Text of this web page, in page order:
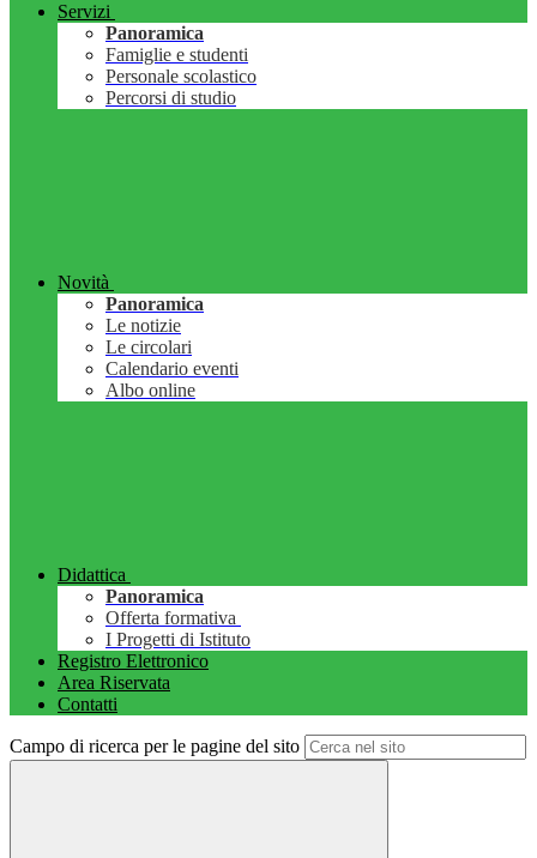
Servizi
Panoramica
Famiglie e studenti
Personale scolastico
Percorsi di studio
Novità
Panoramica
Le notizie
Le circolari
Calendario eventi
Albo online
Didattica
Panoramica
Offerta formativa
I Progetti di Istituto
Registro Elettronico
Area Riservata
Contatti
Campo di ricerca per le pagine del sito